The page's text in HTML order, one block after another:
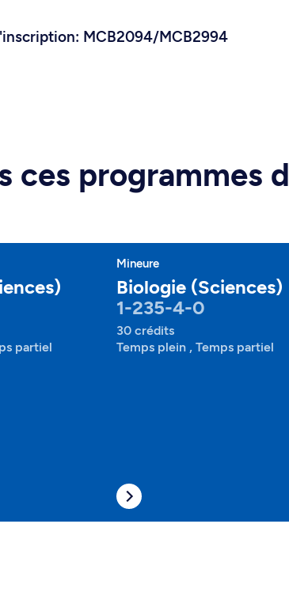
MCB2094/MCB2994
ces programmes
partiel
Mineure
Biologie (Sciences)
1-235-4-0
30 crédits
Temps plein , Temps partiel